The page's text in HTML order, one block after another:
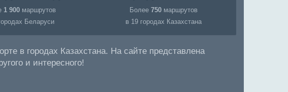
1 900маршрутов
Беларуси
Более 750маршрутов
в 19 городах Казахстана
в городах Казахстана. На сайте представлена
и интересного!